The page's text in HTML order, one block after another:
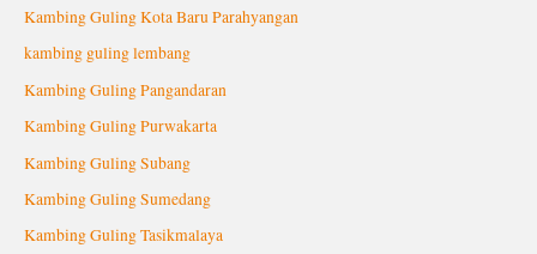
Kambing Guling Kota Baru Parahyangan
kambing guling lembang
Kambing Guling Pangandaran
Kambing Guling Purwakarta
Kambing Guling Subang
Kambing Guling Sumedang
Kambing Guling Tasikmalaya